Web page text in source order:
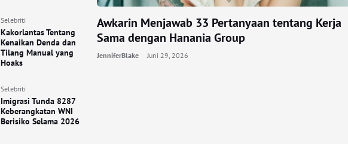
Selebriti
Kakorlantas Tentang
Kenaikan Denda dan
Tilang Manual yang
Hoaks
Selebriti
Imigrasi Tunda 8287
Keberangkatan WNI
Berisiko Selama 2026
Awkarin Menjawab 33 Pertanyaan tentang Kerja
Sama dengan Hanania Group
JenniferBlake Juni 29, 2026